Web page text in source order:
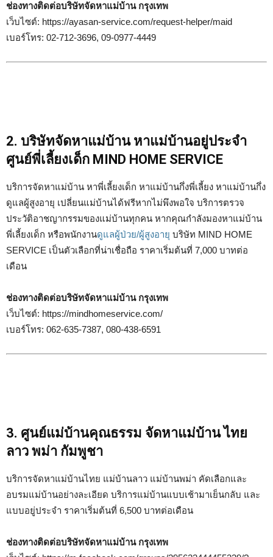
ช่องทางติดต่อบริษัทจัดหาแม่บ้าน กรุงเทพ
เว็บไซต์: https://ayasan-service.com/request-helper/maid
เบอร์โทร: 02-712-3696, 09-0977-4449
2. บริษัทจัดหาแม่บ้าน หาแม่บ้านอยู่ประจำ
ศูนย์พี่เลี้ยงเด็ก MIND HOME SERVICE
บริการจัดหาแม่บ้าน หาพี่เลี้ยงเด็ก หาแม่บ้านกึ่งพี่เลี้ยง หาแม่บ้านกึ่ง
ดูแลผู้สูงอายุ เปลี่ยนแม่บ้านได้ฟรีหากไม่พึงพอใจ บริการตรวจ
ประวัติอาชญากรรมของแม่บ้านทุกคน หากคุณกำลังมองหาแม่บ้าน
พี่เลี้ยงเด็ก หรือพนักงานดูแลผู้ป่วย/ผู้สูงอายุ บริษัท MIND HOME
SERVICE เป็นตัวเลือกที่น่าเชื่อถือ ราคาเริ่มต้นที่ 7,000 บาทต่อ
เดือน
ช่องทางติดต่อบริษัทจัดหาแม่บ้าน กรุงเทพ
เว็บไซต์: https://mindhomeservice.com/
เบอร์โทร: 062-635-7387, 080-438-6591
3. ศูนย์แม่บ้านคุณธรรม จัดหาแม่บ้าน ไทย
ลาว พม่า กัมพูชา
บริการจัดหาแม่บ้านไทย แม่บ้านลาว แม่บ้านพม่า คัดเลือกและ
อบรมแม่บ้านอย่างละเอียด บริการแม่บ้านแบบเช้ามาเย็นกลับ และ
แบบอยู่ประจำ ราคาเริ่มต้นที่ 6,500 บาทต่อเดือน
ช่องทางติดต่อบริษัทจัดหาแม่บ้าน กรุงเทพ